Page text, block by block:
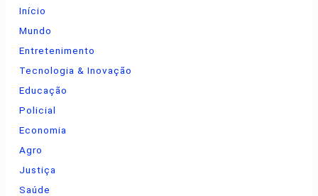
Início
Mundo
Entretenimento
Tecnologia & Inovação
Educação
Policial
Economia
Agro
Justiça
Saúde